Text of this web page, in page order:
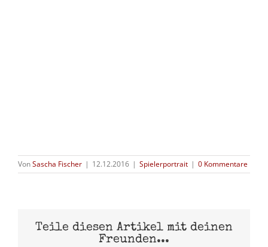
VonSascha Fischer | 12.12.2016 | Spielerportrait | 0 Kommentare
Teile diesen Artikel mit deinen
Freunden...